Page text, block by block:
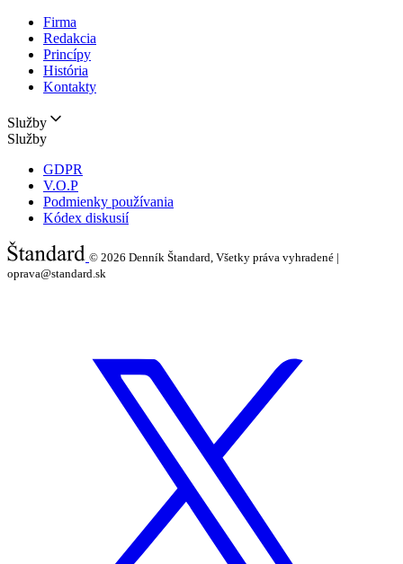
Firma
Redakcia
Princípy
História
Kontakty
Služby
Služby
GDPR
V.O.P
Podmienky používania
Kódex diskusií
© 2026 Denník Štandard, Všetky práva vyhradené |
oprava@standard.sk